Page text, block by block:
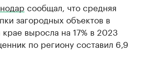
сообщал, что средняя
загородных объектов в
выросла на 17% в 2023
по региону составил 6,9